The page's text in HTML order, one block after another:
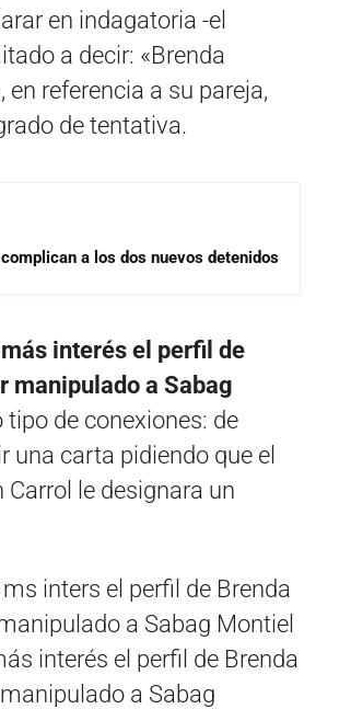
en indagatoria -el
a decir: «Brenda
referencia a su pareja,
de tentativa.
a los dos nuevos detenidos
interés el perfil de
manipulado a Sabag
de conexiones: de
una carta pidiendo que el
Carrol le designara un
interés el perfil de Brenda
a Sabag